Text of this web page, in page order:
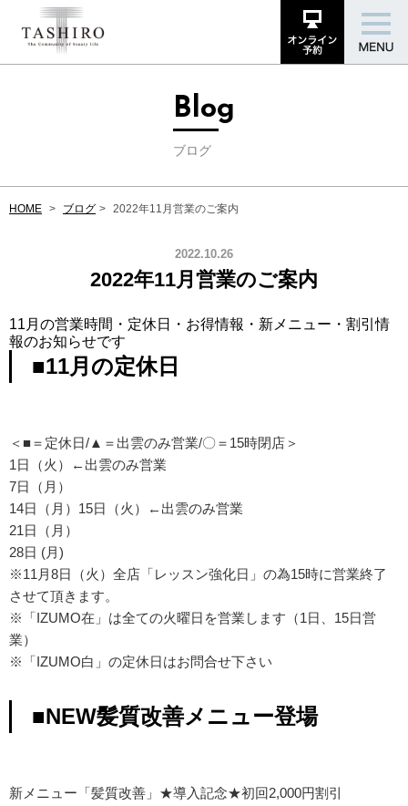
Blog
ブログ
HOME ブログ 2022年11月営業のご案内
2022.10.26
2022年11月営業のご案内
11月の営業時間・定休日・お得情報・新メニュー・割引情
報のお知らせです
■11月の定休日
＜■＝定休日/▲＝出雲のみ営業/〇＝15時閉店＞
1日（火）←出雲のみ営業
7日（月）
14日（月）15日（火）←出雲のみ営業
21日（月）
28日 (月)
※11月8日（火）全店「レッスン強化日」の為15時に営業終了
させて頂きます。
※「IZUMO在」は全ての火曜日を営業します（1日、15日営
業）
※「IZUMO白」の定休日はお問合せ下さい
■NEW髪質改善メニュー登場
新メニュー「髪質改善」★導入記念★初回2,000円割引